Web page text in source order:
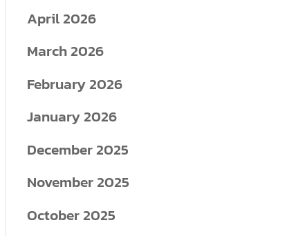
April 2026
March 2026
February 2026
January 2026
December 2025
November 2025
October 2025